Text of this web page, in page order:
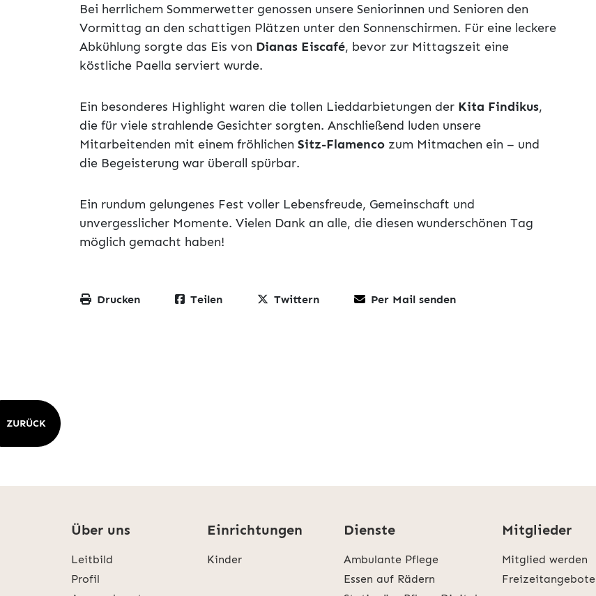
Bei herrlichem Sommerwetter genossen unsere Seniorinnen und Senioren den
Vormittag an den schattigen Plätzen unter den Sonnenschirmen. Für eine leckere
Abkühlung sorgte das Eis von Dianas Eiscafé, bevor zur Mittagszeit eine
köstliche Paella serviert wurde.
Ein besonderes Highlight waren die tollen Lieddarbietungen der Kita Findikus,
die für viele strahlende Gesichter sorgten. Anschließend luden unsere
Mitarbeitenden mit einem fröhlichen Sitz-Flamenco zum Mitmachen ein – und
die Begeisterung war überall spürbar.
Ein rundum gelungenes Fest voller Lebensfreude, Gemeinschaft und
unvergesslicher Momente. Vielen Dank an alle, die diesen wunderschönen Tag
möglich gemacht haben!
Drucken Teilen Twittern Per Mail senden
ZURÜCK
Über uns
Leitbild
Profil
Einrichtungen
Kinder
Dienste
Ambulante Pflege
Essen auf Rädern
Mitglieder
Mitglied werden
Freizeitangebote